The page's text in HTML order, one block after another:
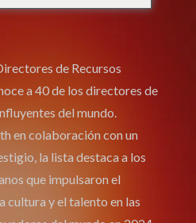
de Recursos
a 40 de los directores de
del mundo.
en colaboración con un
la lista destaca a los
que impulsaron el
cultura y el talento en las